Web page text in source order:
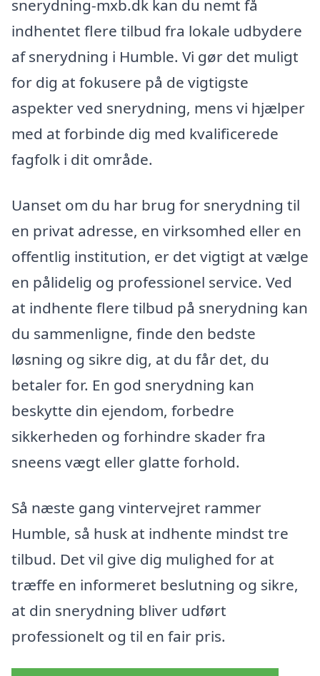
snerydning-mxb.dk kan du nemt få
indhentet flere tilbud fra lokale udbydere
af snerydning i Humble. Vi gør det muligt
for dig at fokusere på de vigtigste
aspekter ved snerydning, mens vi hjælper
med at forbinde dig med kvalificerede
fagfolk i dit område.
Uanset om du har brug for snerydning til
en privat adresse, en virksomhed eller en
offentlig institution, er det vigtigt at vælge
en pålidelig og professionel service. Ved
at indhente flere tilbud på snerydning kan
du sammenligne, finde den bedste
løsning og sikre dig, at du får det, du
betaler for. En god snerydning kan
beskytte din ejendom, forbedre
sikkerheden og forhindre skader fra
sneens vægt eller glatte forhold.
Så næste gang vintervejret rammer
Humble, så husk at indhente mindst tre
tilbud. Det vil give dig mulighed for at
træffe en informeret beslutning og sikre,
at din snerydning bliver udført
professionelt og til en fair pris.